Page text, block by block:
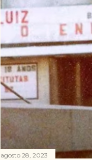
agosto 28, 2023